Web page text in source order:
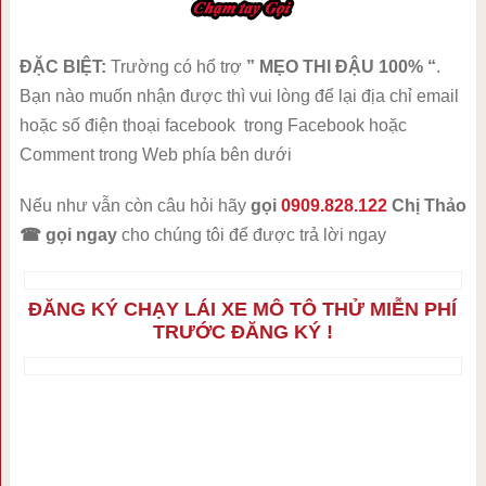
ĐẶC BIỆT: Trường có hổ trợ ” MẸO THI ĐẬU 100% “.
Bạn nào muốn nhận được thì vui lòng để lại địa chỉ email
hoặc số điện thoại facebook trong Facebook hoặc
Comment trong Web phía bên dưới
Nếu như vẫn còn câu hỏi hãy gọi 0909.828.122Chị Thảo
☎ gọi ngaycho chúng tôi để được trả lời ngay
ĐĂNG KÝ CHẠY LÁI XE MÔ TÔ THỬ MIỄN PHÍ
TRƯỚC ĐĂNG KÝ !